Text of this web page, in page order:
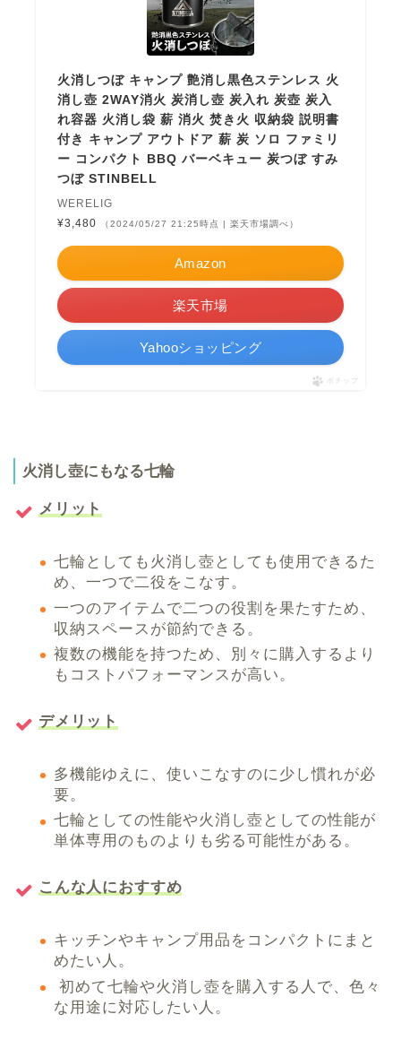
火消しつぼ キャンプ 艶消し黒色ステンレス 火
消し壺 2WAY消火 炭消し壺 炭入れ 炭壺 炭入
れ容器 火消し袋 薪 消火 焚き火 収納袋 説明書
付き キャンプ アウトドア 薪 炭 ソロ ファミリ
ー コンパクト BBQ バーベキュー 炭つぼ すみ
つぼ STINBELL
WERELIG
¥3,480
（2024/05/27 21:25時点 | 楽天市場調べ）
Amazon
楽天市場
Yahooショッピング
ポチップ
火消し壺にもなる七輪
メリット
七輪としても火消し壺としても使用できるた
め、一つで二役をこなす。
一つのアイテムで二つの役割を果たすため、
収納スペースが節約できる。
複数の機能を持つため、別々に購入するより
もコストパフォーマンスが高い。
デメリット
多機能ゆえに、使いこなすのに少し慣れが必
要。
七輪としての性能や火消し壺としての性能が
単体専用のものよりも劣る可能性がある。
こんな人におすすめ
キッチンやキャンプ用品をコンパクトにまと
めたい人。
初めて七輪や火消し壺を購入する人で、色々
な用途に対応したい人。